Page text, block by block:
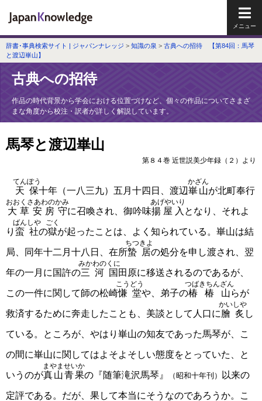
辞書･事典検索サイト | ジャパンナレッジ > 知識の泉 > 古典への招待 【第84回：馬琴
と渡辺崋山】
古典への招待
作品の時代背景から学会における位置づけなど、個々の作品についてさまざ
まな角度から校注・訳者が詳しく解説しています。
馬琴と渡辺崋山
第８４巻 近世説美少年録（２）より
天保
てんぽう
十年（一八三九）五月十四日、渡辺崋山
かざん
が北町奉行
大草安房守
おおくさあわのかみ
に召喚され、御吟味揚屋入
あげやいり
となり、それよ
り 蛮社
ばんしや
の獄
ごく
が起ったことは、よく知られている。崋山は結
局、同年十二月十八日、在所蟄居
ちつきよ
の処分を申し渡され、翌
年の一月に国許の三河国
みかわのくに
田原に移送されるのであるが、
この一件に関して師の松崎慊堂
こうどう
や、弟子の椿椿山
つばきちんざん
らが
救済するために奔走したことも、美談として人口に膾炙
かいしや
し
ている。ところが、やはり崋山の知友であった馬琴が、こ
の間に崋山に関してはよそよそしい態度をとっていた、と
いうのが真山青果
まやませいか
の『随筆滝沢馬琴』 （昭和十年刊） 以来の
定評である。だが、果して本当にそうなのであろうか。こ